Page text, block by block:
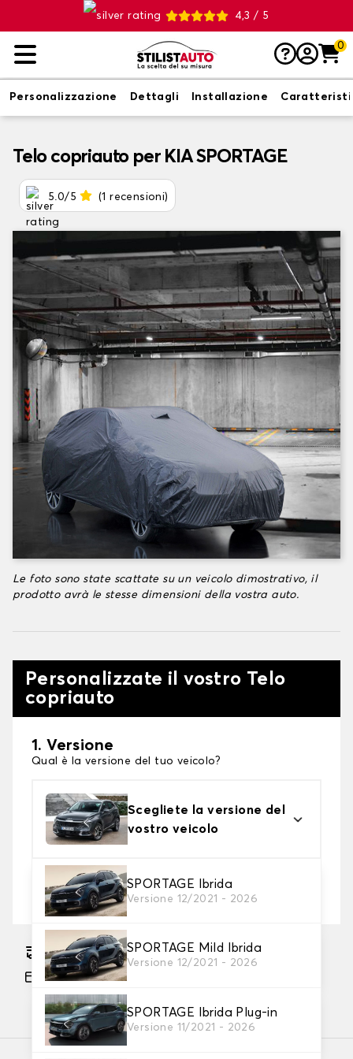
4,3 / 5
0
Personalizzazione Dettagli Installazione
Telo copriauto per KIA SPORTAGE
5.0/5 (1 recensioni)
Le foto sono state scattate su un veicolo dimostrativo, il
prodotto avrà le stesse dimensioni della vostra auto.
Personalizzate il vostro Telo
copriauto
1. Versione
Qual è la versione del tuo veicolo?
Scegliete la versione del
vostro veicolo
SPORTAGE Ibrida
Versione 12/2021 - 2026
SPORTAGE Mild Ibrida
Versione 12/2021 - 2026
SPORTAGE Ibrida Plug-in
Versione 11/2021 - 2026
2. Livello di protezione
Scegli il telo protettivo adatto alle tue esigenze
Consegna gratuita stimata su 17/08/2026
Pagamento in 3x gratuito, a partire da 60 euro
di acquisto.